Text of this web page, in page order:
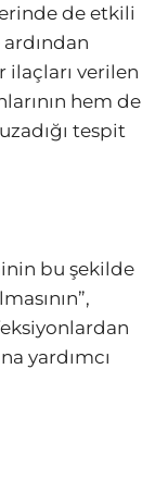
de etkili
ilaçları verilen
hem de
tespit
bu şekilde
yardımcı